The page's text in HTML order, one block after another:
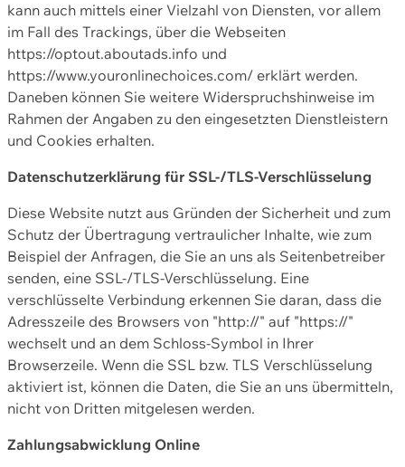
kann auch mittels einer Vielzahl von Diensten, vor allem
im Fall des Trackings, über die Webseiten
https://optout.aboutads.info und
https://www.youronlinechoices.com/ erklärt werden.
Daneben können Sie weitere Widerspruchshinweise im
Rahmen der Angaben zu den eingesetzten Dienstleistern
und Cookies erhalten.
Datenschutzerklärung für SSL-/TLS-Verschlüsselung
Diese Website nutzt aus Gründen der Sicherheit und zum
Schutz der Übertragung vertraulicher Inhalte, wie zum
Beispiel der Anfragen, die Sie an uns als Seitenbetreiber
senden, eine SSL-/TLS-Verschlüsselung. Eine
verschlüsselte Verbindung erkennen Sie daran, dass die
Adresszeile des Browsers von "http://" auf "https://"
wechselt und an dem Schloss-Symbol in Ihrer
Browserzeile. Wenn die SSL bzw. TLS Verschlüsselung
aktiviert ist, können die Daten, die Sie an uns übermitteln,
nicht von Dritten mitgelesen werden.
Zahlungsabwicklung Online